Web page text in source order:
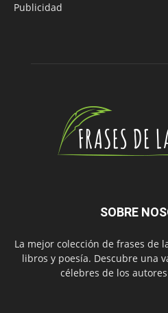
Publicidad
SOBRE
La mejor colección de frases de
libros y poesía. Descubre una
célebres de los